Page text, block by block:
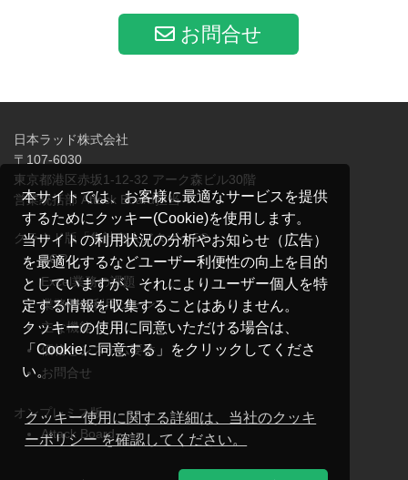
本サイトでは、お客様に最適なサービスを提供
するためにクッキー(Cookie)を使用します。
当サイトの利用状況の分析やお知らせ（広告）
を最適化するなどユーザー利便性の向上を目的
としていますが、それによりユーザー個人を特
定する情報を収集することはありません。
クッキーの使用に同意いただける場合は、
「Cookieに同意する」をクリックしてくださ
い。
クッキー使用に関する詳細は、当社のクッキ
ーポリシー を確認してください。
お問合せ
日本ラッド株式会社
〒107-6030
東京都港区赤坂1-12-32 アーク森ビル30階
営業統括部 Attack Board担当
クラウド版「集計名人アタボー5®」
TOP
Excel業務の課題
業務別ご利用シーン
主な機能
価格とシステム要件
お問合せ
オンプレミス版
Attack Board